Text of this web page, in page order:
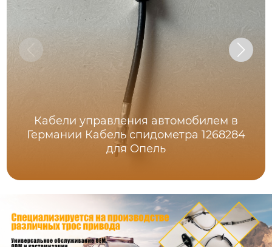
Кабели управления автомобилем в
Германии Кабель спидометра 1268284
для Опель